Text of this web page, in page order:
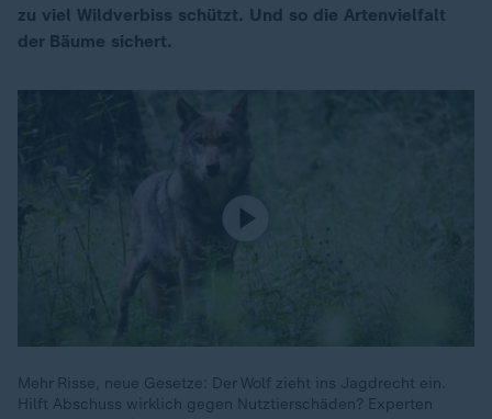
zu viel Wildverbiss schützt. Und so die Artenvielfalt
der Bäume sichert.
Mehr Risse, neue Gesetze: Der Wolf zieht ins Jagdrecht ein.
Hilft Abschuss wirklich gegen Nutztierschäden? Experten